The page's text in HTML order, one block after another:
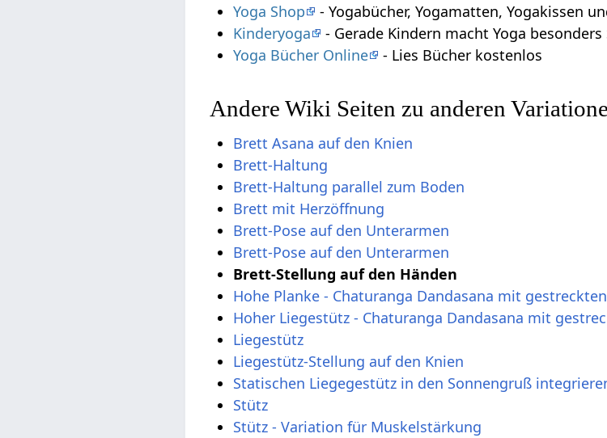
Yoga Shop
- Yogabücher, Yogamatten, Yogakissen
Kinderyoga
- Gerade Kindern macht Yoga besonders
Yoga Bücher Online
- Lies Bücher kostenlos
Andere Wiki Seiten zu anderen
Brett Asana auf den Knien
Brett-Haltung
Brett-Haltung parallel zum Boden
Brett mit Herzöffnung
Brett-Pose auf den Unterarmen
Brett-Pose auf den Unterarmen
Brett-Stellung auf den Händen
Hohe Planke - Chaturanga Dandasana mit
Hoher Liegestütz - Chaturanga Dandasana mit
Liegestütz
Liegestütz-Stellung auf den Knien
Statischen Liegegestütz in den Sonnengruß
Stütz
Stütz - Variation für Muskelstärkung